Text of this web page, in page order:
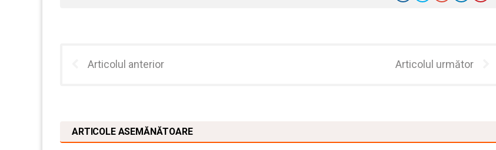
Articolul anterior Articolul următor
ARTICOLE ASEMĂNĂTOARE